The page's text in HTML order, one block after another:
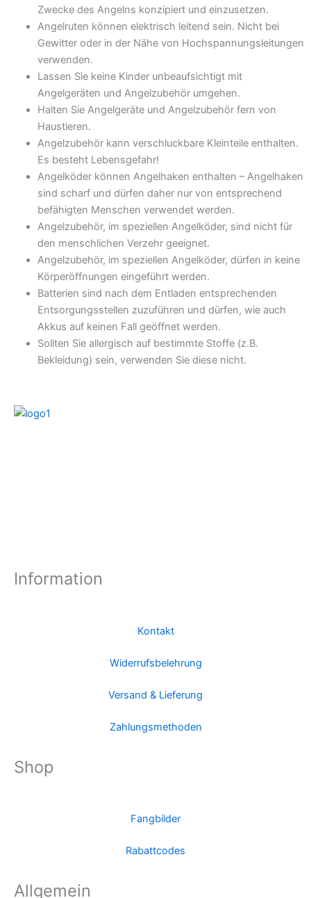
Zwecke des Angelns konzipiert und einzusetzen.
Angelruten können elektrisch leitend sein. Nicht bei
Gewitter oder in der Nähe von Hochspannungsleitungen
verwenden.
Lassen Sie keine Kinder unbeaufsichtigt mit
Angelgeräten und Angelzubehör umgehen.
Halten Sie Angelgeräte und Angelzubehör fern von
Haustieren.
Angelzubehör kann verschluckbare Kleinteile enthalten.
Es besteht Lebensgefahr!
Angelköder können Angelhaken enthalten – Angelhaken
sind scharf und dürfen daher nur von entsprechend
befähigten Menschen verwendet werden.
Angelzubehör, im speziellen Angelköder, sind nicht für
den menschlichen Verzehr geeignet.
Angelzubehör, im speziellen Angelköder, dürfen in keine
Körperöffnungen eingeführt werden.
Batterien sind nach dem Entladen entsprechenden
Entsorgungsstellen zuzuführen und dürfen, wie auch
Akkus auf keinen Fall geöffnet werden.
Sollten Sie allergisch auf bestimmte Stoffe (z.B.
Bekleidung) sein, verwenden Sie diese nicht.
Information
Kontakt
Widerrufsbelehrung
Versand & Lieferung
Zahlungsmethoden
Shop
Fangbilder
Rabattcodes
Allgemein